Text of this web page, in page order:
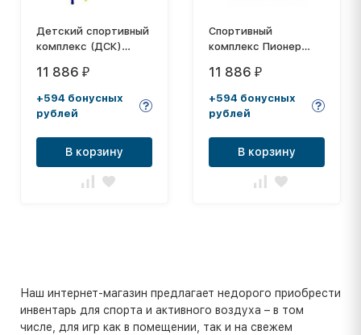
Детский спортивный
комплекс (ДСК)
желтый
11 886 ₽
+594 бонусных
рублей
В корзину
Спортивный
комплекс Пионер
11 886 ₽
+594 бонусных
рублей
В корзину
Наш интернет-магазин предлагает недорого приобрести
инвентарь для спорта и активного воздуха – в том
числе, для игр как в помещении, так и на свежем